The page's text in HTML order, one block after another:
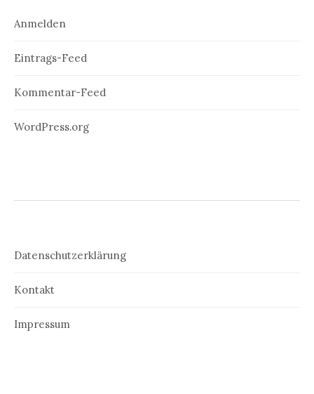
Anmelden
Eintrags-Feed
Kommentar-Feed
WordPress.org
Datenschutzerklärung
Kontakt
Impressum